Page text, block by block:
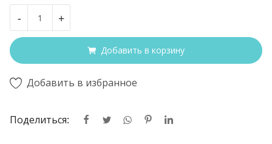
- +
Добавить в корзину
Добавить в избранное
Поделиться: